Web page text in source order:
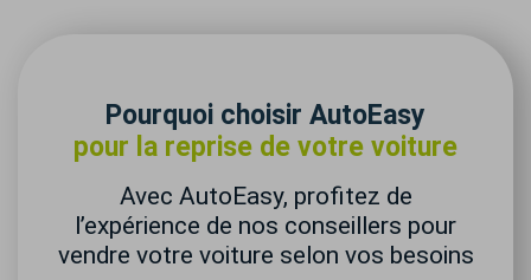
Pourquoi choisir AutoEasy
pour la reprise de votre voiture
Avec AutoEasy, profitez de
l’expérience de nos conseillers pour
vendre votre voiture selon vos besoins